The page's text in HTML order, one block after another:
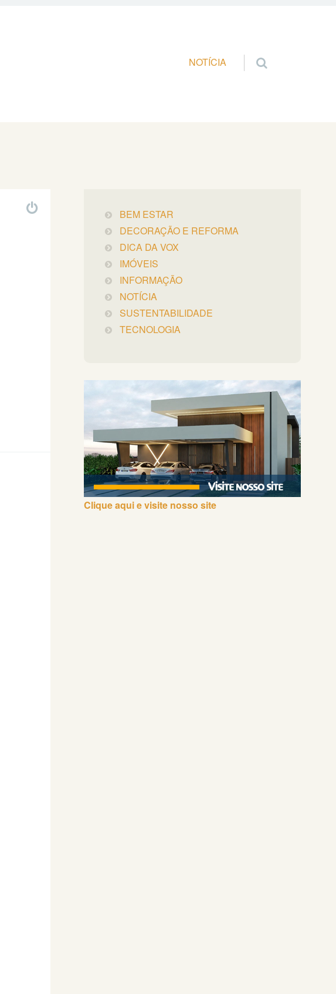
Pular para o conteúdo
NOTÍCIA
BEM ESTAR
DECORAÇÃO E REFORMA
DICA DA VOX
IMÓVEIS
INFORMAÇÃO
NOTÍCIA
SUSTENTABILIDADE
TECNOLOGIA
Clique aqui e visite nosso site